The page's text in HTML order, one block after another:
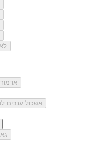
לא
אשכול ענבים